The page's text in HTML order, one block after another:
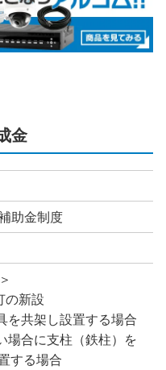
金
助金制度
の新設
を共架し設置する場合
場合に支柱（鉄柱）を
する場合